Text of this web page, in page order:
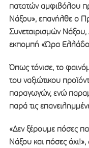
πατατών αμφιβόλου
Νάξου», επανήλθε ο
Συνεταιρισμών
εκπομπή «Ώρα
Όπως τόνισε, το
του ναξιώτικου
παραγωγών, ενώ
παρά τις
«Δεν ξέρουμε πόσες
Νάξου και πόσες